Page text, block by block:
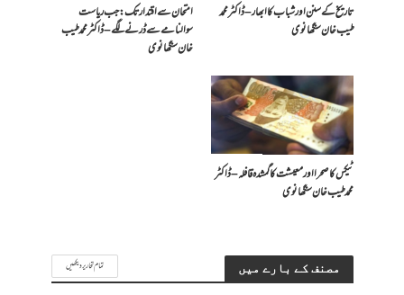
تاریخ کے سنن اور شباب کا ابھار – ڈاکٹر محمد
طیب خان سنگھانوی
امتحان سے اقتدار تک: جب ریاست
سوالنامے سے ڈرنے لگے – ڈاکٹر محمد طیب
خان سنگھانوی
ٹیکس کا صحرا اور معیشت کا گمشدہ قافلہ – ڈاکٹر
محمد طیب خان سنگھانوی
مصنف کے بارے میں تمام تحاریر دیکھیں